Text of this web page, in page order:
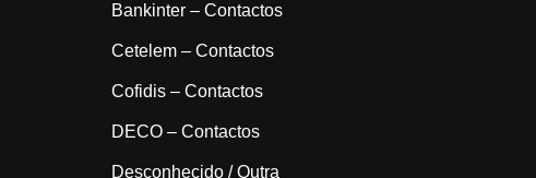
Bankinter – Contactos
Cetelem – Contactos
Cofidis – Contactos
DECO – Contactos
Desconhecido / Outra